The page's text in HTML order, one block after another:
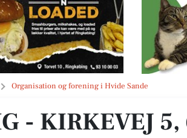
Organisation og forening i Hvide Sande
5, 6960 Hvide Sande
- KIRKEVEJ